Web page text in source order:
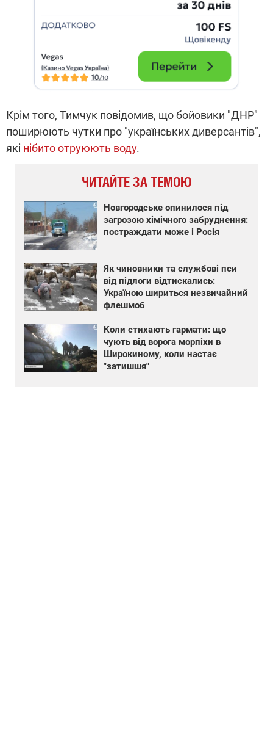
Крім того, Тимчук повідомив, що бойовики "ДНР"
поширюють чутки про "українських диверсантів",
які нібито отруюють воду.
ЧИТАЙТЕ ЗА ТЕМОЮ
Новгородське опинилося під
загрозою хімічного забруднення:
постраждати може і Росія
Як чиновники та службові пси
від підлоги відтискались:
Україною шириться незвичайний
флешмоб
Коли стихають гармати: що
чують від ворога морпіхи в
Широкиному, коли настає
"затишшя"